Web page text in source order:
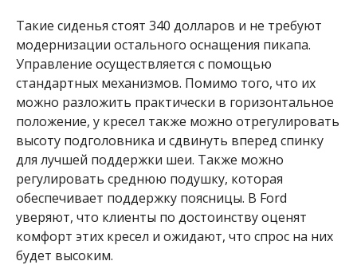
Такие сиденья стоят 340 долларов и не требуют
модернизации остального оснащения пикапа.
Управление осуществляется с помощью
стандартных механизмов. Помимо того, что их
можно разложить практически в горизонтальное
положение, у кресел также можно отрегулировать
высоту подголовника и сдвинуть вперед спинку
для лучшей поддержки шеи. Также можно
регулировать среднюю подушку, которая
обеспечивает поддержку поясницы. В Ford
уверяют, что клиенты по достоинству оценят
комфорт этих кресел и ожидают, что спрос на них
будет высоким.